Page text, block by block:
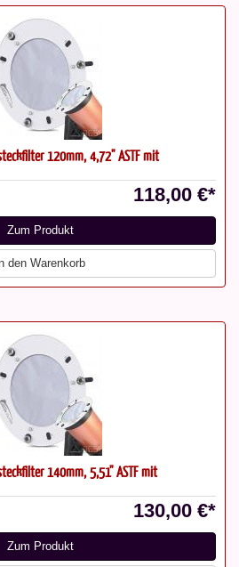
120mm, 4,72" ASTF mit
118,00 €*
Zum Produkt
den Warenkorb
140mm, 5,51" ASTF mit
130,00 €*
Zum Produkt